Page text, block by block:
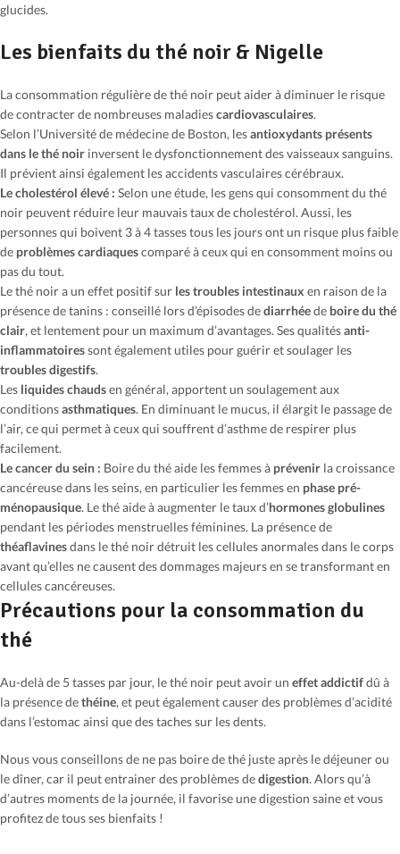
glucides.
Les bienfaits du thé noir & Nigelle
La consommation régulière de thé noir peut aider à diminuer le risque
de contracter de nombreuses maladiescardiovasculaires.
Selon l’Université de médecine de Boston, lesantioxydants présents
dans le thé noir inversent le dysfonctionnement des vaisseaux sanguins.
Il prévient ainsi également les accidents vasculaires cérébraux.
Le cholestérol élevé : Selon une étude, les gens qui consomment du thé
noir peuvent réduire leur mauvais taux de cholestérol. Aussi, les
personnes qui boivent 3 à 4 tasses tous les jours ont un risque plus faible
de problèmes cardiaquescomparé à ceux qui en consomment moins ou
pas du tout.
Le thé noir a un effet positif sur les troubles intestinaux en raison de la
présence de tanins : conseillé lors d’épisodes dediarrhéede boire du thé
clair, et lentement pour un maximum d’avantages. Ses qualitésanti-
inflammatoiressont également utiles pour guérir et soulager les
troubles digestifs.
Les liquides chaudsen général, apportent un soulagement aux
conditionsasthmatiques. En diminuant le mucus, il élargit le passage de
l’air, ce qui permet à ceux qui souffrent d’asthme de respirer plus
facilement.
Le cancer du sein : Boire du thé aide les femmes à prévenir la croissance
cancéreuse dans les seins, en particulier les femmes en phase pré-
ménopausique. Le thé aide à augmenter le taux d’hormones globulines
pendant les périodes menstruelles féminines. La présence de
théaflavinesdans le thé noir détruit les cellules anormales dans le corps
avant qu’elles ne causent des dommages majeurs en se transformant en
cellules cancéreuses.
Précautions pour la consommation du
thé
Au-delà de 5 tasses par jour, le thé noir peut avoir un effet addictifdû à
la présence dethéine, et peut également causer des problèmes d’acidité
dans l’estomac ainsi que des taches sur les dents.
Nous vous conseillons de ne pas boire de thé juste après le déjeuner ou
le dîner, car il peut entrainer des problèmes dedigestion. Alors qu’à
d’autres moments de la journée, il favorise une digestion saine et vous
profitez de tous ses bienfaits !